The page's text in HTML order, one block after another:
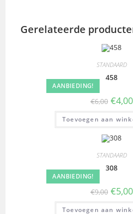
Gerelateerde
AANBIEDING!
STANDAARD
458
€6,00 €4,00
Toevoegen aan
AANBIEDING!
STANDAARD
308
€9,00 €5,00
Toevoegen aan